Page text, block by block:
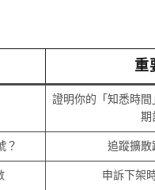
重
證明你的「知悉時
期
？ 追蹤擴散
申訴下架